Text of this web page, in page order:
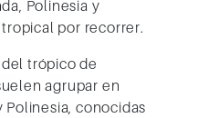
Polinesia y
por recorrer.
del trópico de
agrupar en
Polinesia, conocidas